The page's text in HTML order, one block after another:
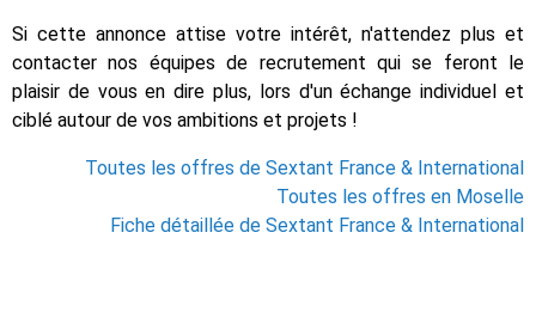
Si cette annonce attise votre intérêt, n'attendez plus et
contacter nos équipes de recrutement qui se feront le
plaisir de vous en dire plus, lors d'un échange individuel et
ciblé autour de vos ambitions et projets !
Toutes les offres de Sextant France & International
Toutes les offres en Moselle
Fiche détaillée de Sextant France & International